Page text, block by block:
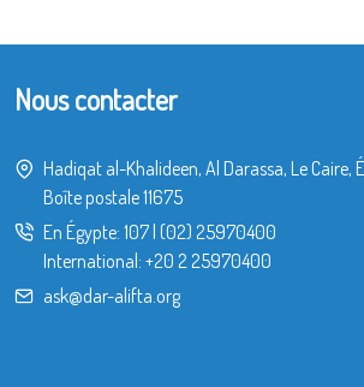
Nous contacter
Hadiqat al-Khalideen, Al Darassa, Le Caire,
Boîte postale 11675
En Égypte: 107| (02) 25970400
International: +20 2 25970400
ask@dar-alifta.org